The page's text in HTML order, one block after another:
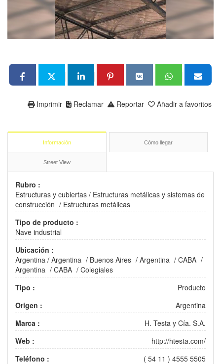
Añadir a favoritos
Reportar
Reclamar
Imprimir
Información Cómo llegar
Street View
Rubro :
Estructuras y cubiertas / Estructuras metálicas y sistemas de
construcción / Estructuras metálicas
Tipo de producto :
Nave industrial
Ubicación :
Argentina / Argentina / Buenos Aires / Argentina / CABA /
Argentina / CABA / Colegiales
Tipo :
Producto
Origen :
Argentina
Marca :
H. Testa y Cía. S.A.
Web :
http://htesta.com/
Teléfono :
( 54 11 ) 4555 5505